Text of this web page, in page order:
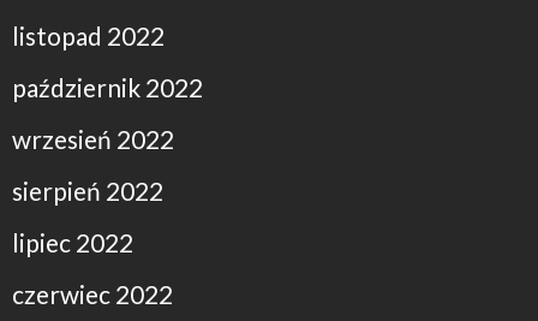
listopad 2022
październik 2022
wrzesień 2022
sierpień 2022
lipiec 2022
czerwiec 2022